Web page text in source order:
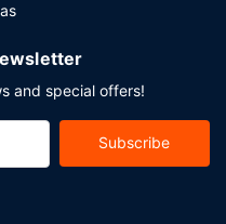
and special offers!
Subscribe